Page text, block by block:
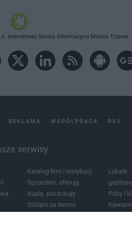
Internetowy Serwis Informacyjny Miasta Tczewa
REKLAMA WSPÓŁPRACA RSS
serwisy
Katalog firm i instytucji
Sprzedam, oferuję
Kupię, poszukuję
Oddam za darmo
Lokale
Puby i